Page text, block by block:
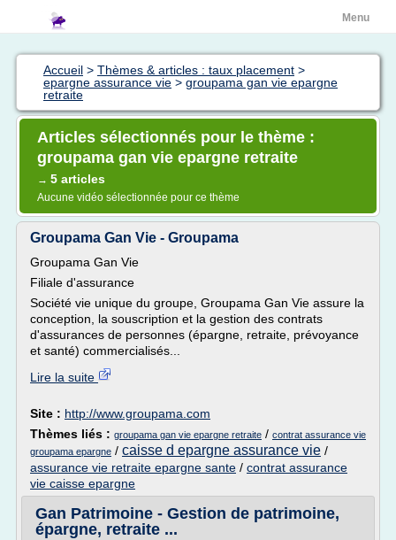
Menu
Accueil > Thèmes & articles : taux placement >
epargne assurance vie > groupama gan vie epargne
retraite
Articles sélectionnés pour le thème :
groupama gan vie epargne retraite
→ 5 articles
Aucune vidéo sélectionnée pour ce thème
Groupama Gan Vie - Groupama
Groupama Gan Vie
Filiale d'assurance
Société vie unique du groupe, Groupama Gan Vie assure la
conception, la souscription et la gestion des contrats
d'assurances de personnes (épargne, retraite, prévoyance
et santé) commercialisés...
Lire la suite
Site : http://www.groupama.com
Thèmes liés : groupama gan vie epargne retraite / contrat assurance vie
groupama epargne / caisse d epargne assurance vie /
assurance vie retraite epargne sante / contrat assurance
vie caisse epargne
Gan Patrimoine - Gestion de patrimoine,
épargne, retraite ...